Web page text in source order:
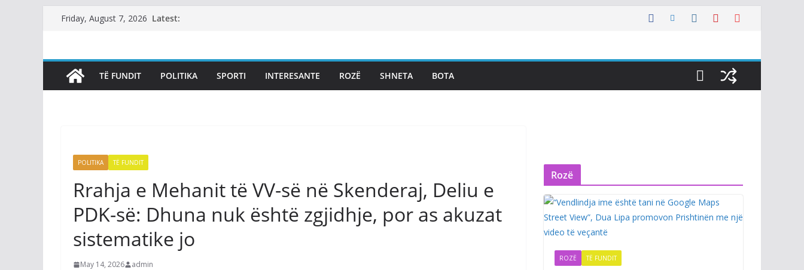
Friday, August 7, 2026 Latest:
TË FUNDIT POLITIKA SPORTI INTERESANTE ROZË SHNETA BOTA
POLITIKA TË FUNDIT
Rrahja e Mehanit të VV-së në Skenderaj, Deliu e
PDK-së: Dhuna nuk është zgjidhje, por as akuzat
sistematike jo
May 14, 2026 admin
Rozë
ROZË TË FUNDIT